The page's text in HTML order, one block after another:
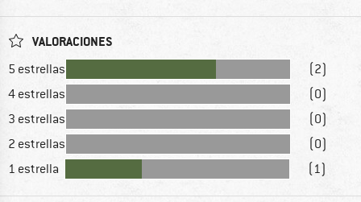
VALORACIONES
5 estrellas
(2)
4 estrellas
(0)
3 estrellas
(0)
2 estrellas
(0)
1 estrella
(1)